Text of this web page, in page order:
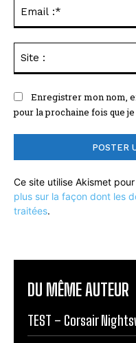
Enregistrer mon nom,
pour la prochaine fois que
Ce site utilise Akismet
plus sur la façon dont les
traitées.
DU MÊME AUTEUR
TEST – Corsair